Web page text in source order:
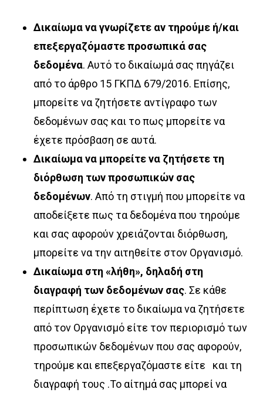
Δικαίωμα να γνωρίζετε αν τηρούμε ή/και
επεξεργαζόμαστε προσωπικά σας
δεδομένα. Αυτό το δικαίωμά σας πηγάζει
από το άρθρο 15 ΓΚΠΔ 679/2016. Επίσης,
μπορείτε να ζητήσετε αντίγραφο των
δεδομένων σας και το πως μπορείτε να
έχετε πρόσβαση σε αυτά.
Δικαίωμα να μπορείτε να ζητήσετε τη
διόρθωση των προσωπικών σας
δεδομένων. Από τη στιγμή που μπορείτε να
αποδείξετε πως τα δεδομένα που τηρούμε
και σας αφορούν χρειάζονται διόρθωση,
μπορείτε να την αιτηθείτε στον Οργανισμό.
Δικαίωμα στη «λήθη», δηλαδή στη
διαγραφή των δεδομένων σας. Σε κάθε
περίπτωση έχετε το δικαίωμα να ζητήσετε
από τον Οργανισμό είτε τον περιορισμό των
προσωπικών δεδομένων που σας αφορούν,
τηρούμε και επεξεργαζόμαστε είτε και τη
διαγραφή τους .Το αίτημά σας μπορεί να